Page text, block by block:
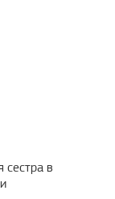
сестра в